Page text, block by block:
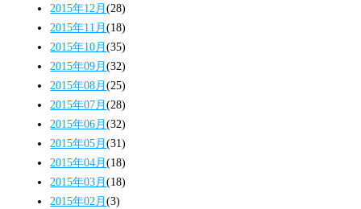
2015年12月(28)
2015年11月(18)
2015年10月(35)
2015年09月(32)
2015年08月(25)
2015年07月(28)
2015年06月(32)
2015年05月(31)
2015年04月(18)
2015年03月(18)
2015年02月(3)